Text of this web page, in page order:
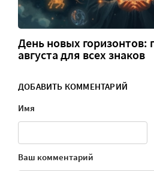
День новых горизонтов:
августа для всех знаков
ДОБАВИТЬ КОММЕНТАРИЙ
Имя
Ваш комментарий